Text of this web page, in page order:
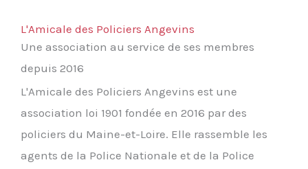
L'Amicale des Policiers Angevins
Une association au service de ses membres
depuis 2016
L'Amicale des Policiers Angevins est une
association loi 1901 fondée en 2016 par des
policiers du Maine-et-Loire. Elle rassemble les
agents de la Police Nationale et de la Police